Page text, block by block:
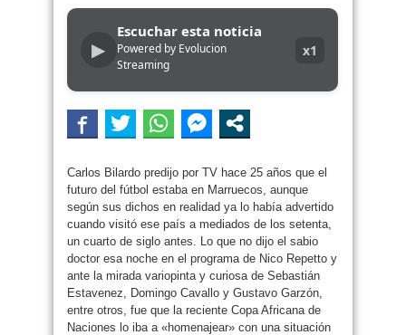
▶
Escuchar esta noticia
Powered by Evolucion
Streaming
x1
Carlos Bilardo predijo por TV hace 25 años que el
futuro del fútbol estaba en Marruecos, aunque
según sus dichos en realidad ya lo había advertido
cuando visitó ese país a mediados de los setenta,
un cuarto de siglo antes. Lo que no dijo el sabio
doctor esa noche en el programa de Nico Repetto y
ante la mirada variopinta y curiosa de Sebastián
Estavenez, Domingo Cavallo y Gustavo Garzón,
entre otros, fue que la reciente Copa Africana de
Naciones lo iba a «homenajear» con una situación